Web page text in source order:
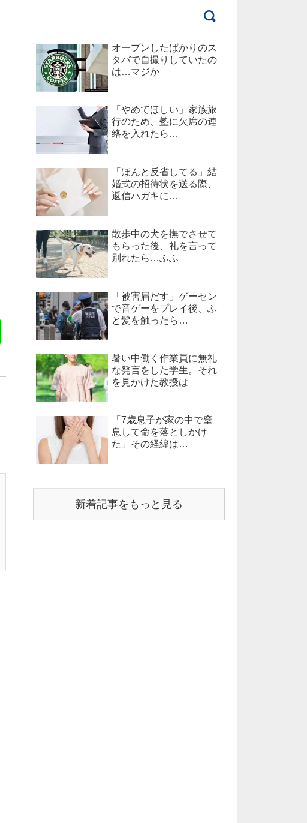
オープンしたばかりのス
タバで自撮りしていたの
は…マジか
「やめてほしい」家族旅
行のため、塾に欠席の連
絡を入れたら…
「ほんと反省してる」結
婚式の招待状を送る際、
返信ハガキに…
散歩中の犬を撫でさせて
もらった後、礼を言って
別れたら…ふふ
「被害届だす」ゲーセン
で音ゲーをプレイ後、ふ
と髪を触ったら…
暑い中働く作業員に無礼
な発言をした学生。それ
を見かけた教授は
「7歳息子が家の中で窒
息して命を落としかけ
た」その経緯は…
新着記事をもっと見る